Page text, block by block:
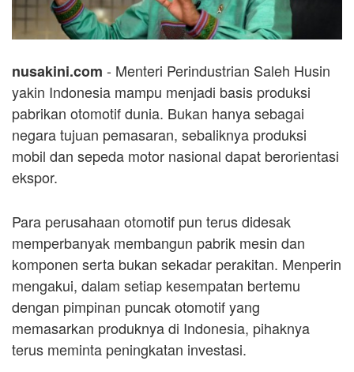
nusakini.com - Menteri Perindustrian Saleh Husin
yakin Indonesia mampu menjadi basis produksi
pabrikan otomotif dunia. Bukan hanya sebagai
negara tujuan pemasaran, sebaliknya produksi
mobil dan sepeda motor nasional dapat berorientasi
ekspor.
Para perusahaan otomotif pun terus didesak
memperbanyak membangun pabrik mesin dan
komponen serta bukan sekadar perakitan. Menperin
mengakui, dalam setiap kesempatan bertemu
dengan pimpinan puncak otomotif yang
memasarkan produknya di Indonesia, pihaknya
terus meminta peningkatan investasi.